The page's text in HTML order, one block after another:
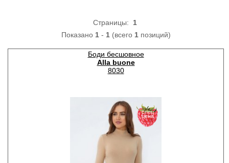
Страницы: 1
Показано 1- 1(всего 1позиций)
Боди бесшовное
Alla buone
8030
спец
цена